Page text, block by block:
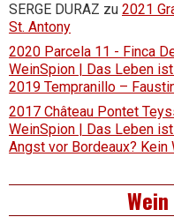
SERGE DURAZ zu 2021
St. Antony
2020 Parcela 11 - Finca
WeinSpion | Das Leben
2019 Tempranillo –
2017 Château Pontet
WeinSpion | Das Leben
Angst vor Bordeaux? Kein